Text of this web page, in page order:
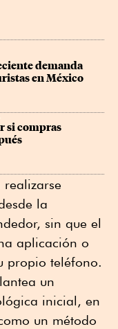
demanda
en México
si compras
realizarse
la
sin que el
aplicación o
propio teléfono.
un
inicial, en
un método